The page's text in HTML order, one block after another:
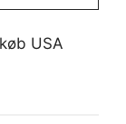
USA